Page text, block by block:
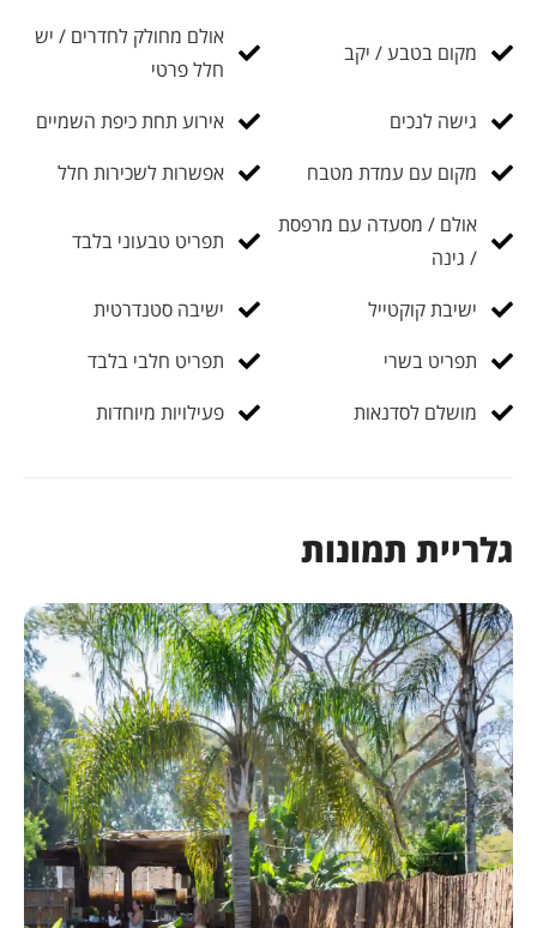
מקום בטבע / יקב
אולם מחולק לחדרים / יש
חלל פרטי
גישה לנכים
אירוע תחת כיפת השמיים
מקום עם עמדת מטבח
אפשרות לשכירות חלל
אולם / מסעדה עם מרפסת
/ גינה
תפריט טבעוני בלבד
ישיבת קוקטייל
ישיבה סטנדרטית
תפריט בשרי
תפריט חלבי בלבד
מושלם לסדנאות
פעילויות מיוחדות
גלריית תמונות